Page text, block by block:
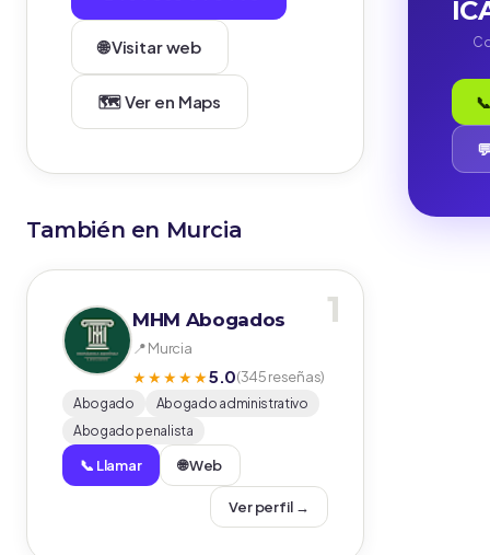
🌐 Visitar web
🗺️ Ver en Maps
También en Murcia
1
MHM Abogados
📍 Murcia
★★★★★5.0(345 reseñas)
Abogado
Abogado administrativo
Abogado penalista
📞 Llamar 🌐 Web
Ver perfil →